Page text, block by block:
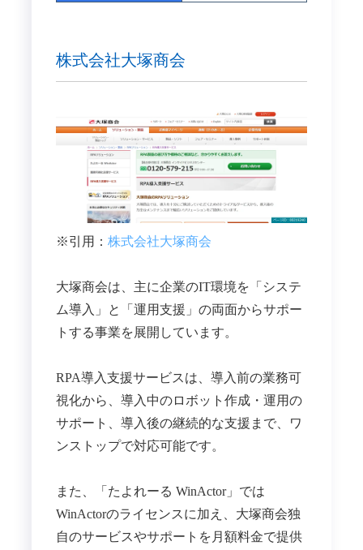
株式会社大塚商会
※引用： 株式会社大塚商会
大塚商会は、主に企業のIT環境を「システ
ム導入」と「運用支援」の両面からサポー
トする事業を展開しています。
RPA導入支援サービスは、導入前の業務可
視化から、導入中のロボット作成・運用の
サポート、導入後の継続的な支援まで、ワ
ンストップで対応可能です。
また、「たよれーる WinActor」では
WinActorのライセンスに加え、大塚商会独
自のサービスやサポートを月額料金で提供